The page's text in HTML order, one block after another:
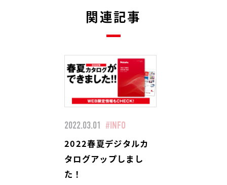
関連記事
2022.03.01 #INFO
2022春夏デジタルカ
タログアップしまし
た！